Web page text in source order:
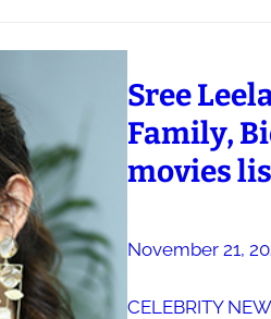
Sree
Family,
movies
November 21,
CELEBRITY